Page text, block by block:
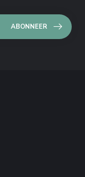
ABONNEER